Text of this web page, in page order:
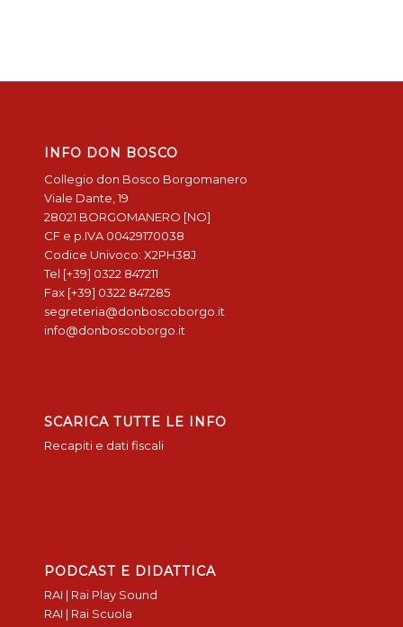
INFO DON BOSCO
Collegio don Bosco Borgomanero
Viale Dante, 19
28021 BORGOMANERO [NO]
CF e p.IVA 00429170038
Codice Univoco: X2PH38J
Tel [+39] 0322 847211
Fax [+39] 0322 847285
segreteria@donboscoborgo.it
info@donboscoborgo.it
SCARICA TUTTE LE INFO
Recapiti e dati fiscali
PODCAST E DIDATTICA
RAI | Rai Play Sound
RAI | Rai Scuola